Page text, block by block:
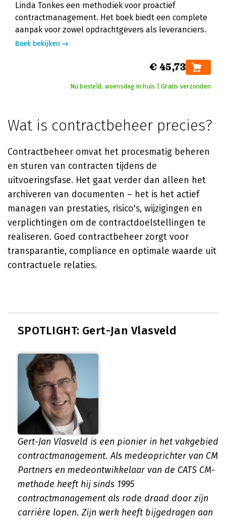
Linda Tonkes een methodiek voor proactief
contractmanagement. Het boek biedt een complete
aanpak voor zowel opdrachtgevers als leveranciers.
Boek bekijken
€ 45,73
Nu besteld, woensdag in huis | Gratis verzonden
Wat is contractbeheer precies?
Contractbeheer omvat het procesmatig beheren
en sturen van contracten tijdens de
uitvoeringsfase. Het gaat verder dan alleen het
archiveren van documenten – het is het actief
managen van prestaties, risico's, wijzigingen en
verplichtingen om de contractdoelstellingen te
realiseren. Goed contractbeheer zorgt voor
transparantie, compliance en optimale waarde uit
contractuele relaties.
SPOTLIGHT: Gert-Jan Vlasveld
Gert-Jan Vlasveld is een pionier in het vakgebied
contractmanagement. Als medeoprichter van CM
Partners en medeontwikkelaar van de CATS CM-
methode heeft hij sinds 1995
contractmanagement als rode draad door zijn
carrière lopen. Zijn werk heeft bijgedragen aan